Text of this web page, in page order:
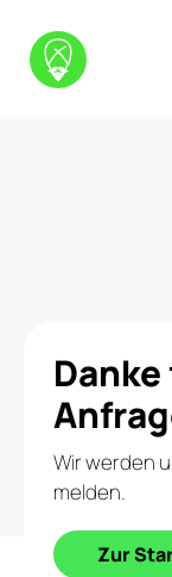
Wir werden
melden.
Zur